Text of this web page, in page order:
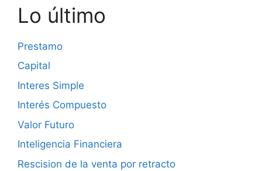
Lo último
Prestamo
Capital
Interes Simple
Interés Compuesto
Valor Futuro
Inteligencia Financiera
Rescision de la venta por retracto